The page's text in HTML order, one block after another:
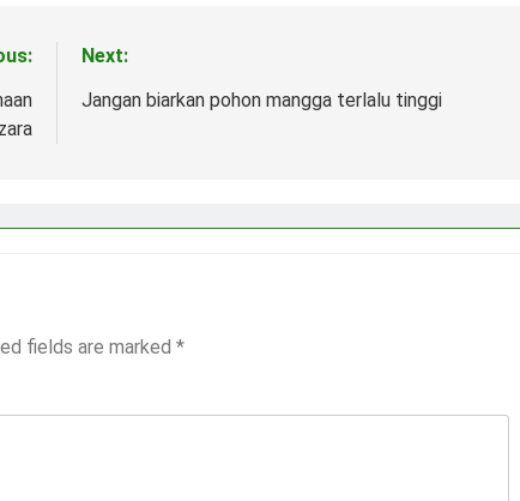
Next:
Jangan biarkan pohon mangga terlalu tinggi
fields are marked *